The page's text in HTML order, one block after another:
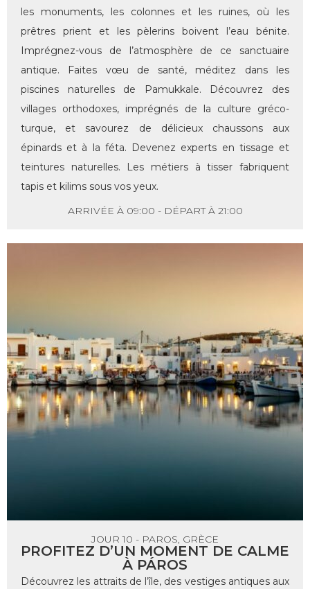
les monuments, les colonnes et les ruines, où les
prêtres prient et les pèlerins boivent l’eau bénite.
Imprégnez-vous de l’atmosphère de ce sanctuaire
antique. Faites vœu de santé, méditez dans les
piscines naturelles de Pamukkale. Découvrez des
villages orthodoxes, imprégnés de la culture gréco-
turque, et savourez de délicieux chaussons aux
épinards et à la féta. Devenez experts en tissage et
teintures naturelles. Les métiers à tisser fabriquent
tapis et kilims sous vos yeux.
ARRIVÉE À 09:00 - DÉPART À 21:00
JOUR 10 - PAROS, GRÈCE
PROFITEZ D’UN MOMENT DE CALME
À PÁROS
Découvrez les attraits de l’île, des vestiges antiques aux